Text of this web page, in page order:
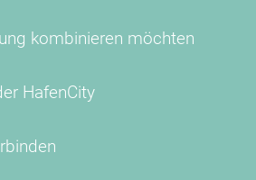
kombinieren möchten
HafenCity